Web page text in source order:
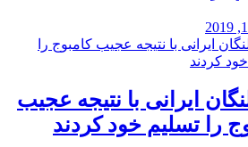
ایرانی با نتیجه عجیب
را تسلیم خود کردند